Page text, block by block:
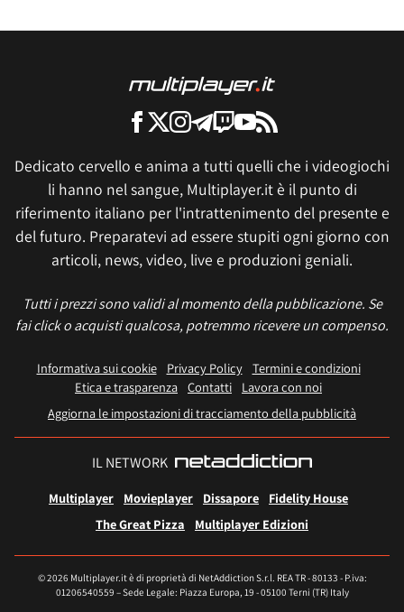
Dedicato cervello e anima a tutti quelli che i videogiochi
li hanno nel sangue, Multiplayer.it è il punto di
riferimento italiano per l'intrattenimento del presente e
del futuro. Preparatevi ad essere stupiti ogni giorno con
articoli, news, video, live e produzioni geniali.
Tutti i prezzi sono validi al momento della pubblicazione. Se
fai click o acquisti qualcosa, potremmo ricevere un compenso.
Informativa sui cookie Privacy Policy
Termini e condizioni
Etica e trasparenza Contatti
Lavora con noi
Aggiorna le impostazioni di tracciamento della pubblicità
IL NETWORK
Multiplayer Movieplayer Dissapore
Fidelity House
The Great Pizza
Multiplayer Edizioni
© 2026 Multiplayer.it è di proprietà di NetAddiction S.r.l. REA TR - 80133 - P.iva:
01206540559 – Sede Legale: Piazza Europa, 19 - 05100 Terni (TR) Italy